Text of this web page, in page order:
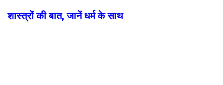
शास्त्रों की बात, जानें धर्म के साथ